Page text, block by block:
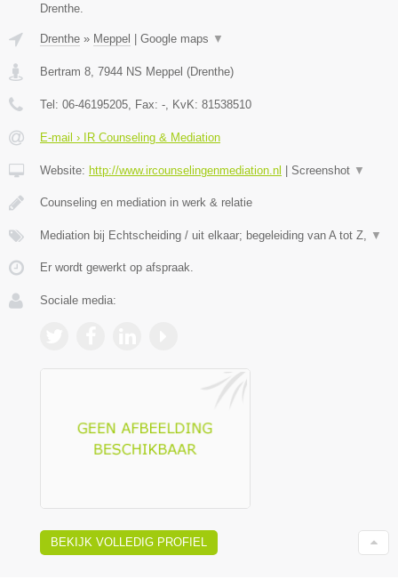
Drenthe.
Drenthe » Meppel Google maps ▼
Bertram 8 7944 NS Meppel (Drenthe)
Tel: 06-46195205 , Fax: - , KvK: 81538510
E-mail › IR Counseling & Mediation
Website: http://www.ircounselingenmediation.nl Screenshot ▼
Counseling en mediation in werk & relatie
Mediation bij Echtscheiding / uit elkaar; begeleiding van A tot Z, ▼
Er wordt gewerkt op afspraak.
Sociale media:
BEKIJK VOLLEDIG PROFIEL